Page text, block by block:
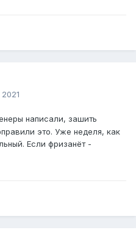
написали, зашить
это. Уже неделя, как
Если фризанёт -